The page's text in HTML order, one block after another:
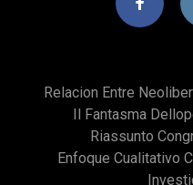
Relacion Entre
Il Fantasma
Riassunto
Enfoque Cualitativo